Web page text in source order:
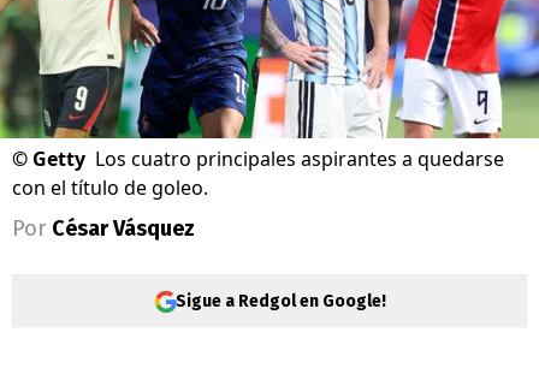
© Getty Los cuatro principales aspirantes a quedarse
con el título de goleo.
Por César Vásquez
Sigue a Redgol en Google!